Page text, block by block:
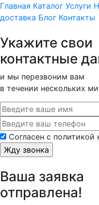
Главная Каталог Услуги
доставка Блог Контакты
Укажите свои
контактные
и мы перезвоним вам
в течении нескольких
Cогласен с
Ваша заявка
отправлена!